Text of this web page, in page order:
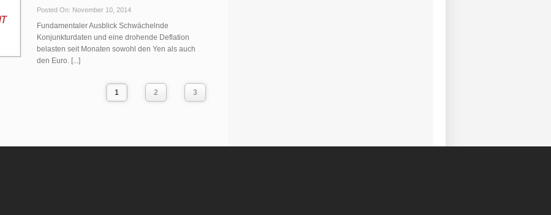
Posted On: November 10, 2014
Fundamentaler Ausblick Schwächelnde
Konjunkturdaten und eine drohende Deflation
belasten seit Monaten sowohl den Yen als auch
den Euro. [...]
1 2 3